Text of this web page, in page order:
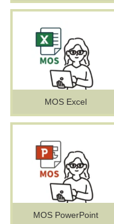
MOS Excel
MOS PowerPoint